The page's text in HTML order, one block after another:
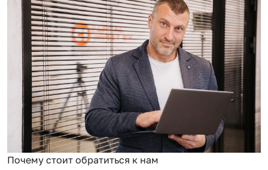
Почему стоит обратиться к нам